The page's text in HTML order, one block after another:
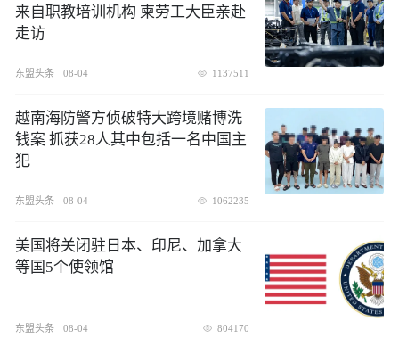
来自职教培训机构 柬劳工大臣亲赴
走访
东盟头条 08-04 1137511
越南海防警方侦破特大跨境赌博洗
钱案 抓获28人其中包括一名中国主
犯
东盟头条 08-04 1062235
美国将关闭驻日本、印尼、加拿大
等国5个使领馆
东盟头条 08-04 804170